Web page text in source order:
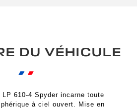
DU VÉHICULE
LP 610-4 Spyder incarne toute
à ciel ouvert. Mise en